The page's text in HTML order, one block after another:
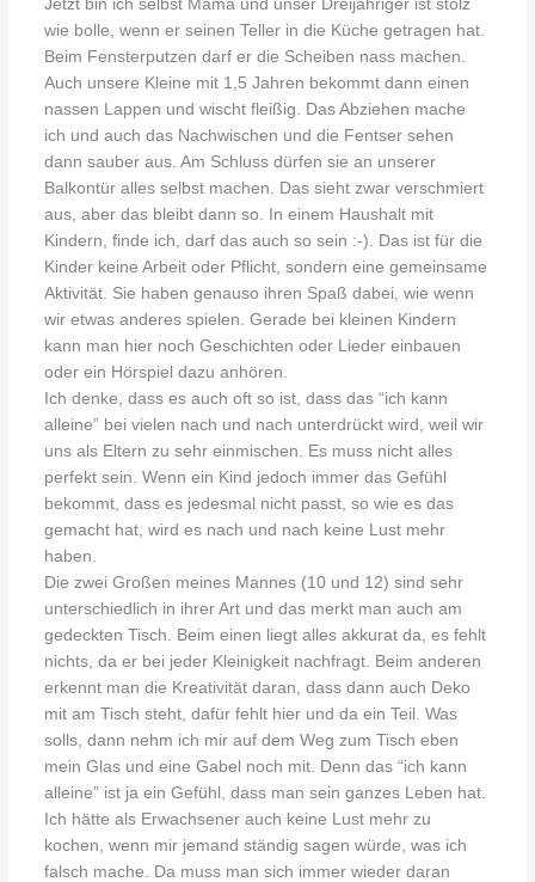
Jetzt bin ich selbst Mama und unser Dreijähriger ist stolz
wie bolle, wenn er seinen Teller in die Küche getragen hat.
Beim Fensterputzen darf er die Scheiben nass machen.
Auch unsere Kleine mit 1,5 Jahren bekommt dann einen
nassen Lappen und wischt fleißig. Das Abziehen mache
ich und auch das Nachwischen und die Fentser sehen
dann sauber aus. Am Schluss dürfen sie an unserer
Balkontür alles selbst machen. Das sieht zwar verschmiert
aus, aber das bleibt dann so. In einem Haushalt mit
Kindern, finde ich, darf das auch so sein :-). Das ist für die
Kinder keine Arbeit oder Pflicht, sondern eine gemeinsame
Aktivität. Sie haben genauso ihren Spaß dabei, wie wenn
wir etwas anderes spielen. Gerade bei kleinen Kindern
kann man hier noch Geschichten oder Lieder einbauen
oder ein Hörspiel dazu anhören.
Ich denke, dass es auch oft so ist, dass das “ich kann
alleine” bei vielen nach und nach unterdrückt wird, weil wir
uns als Eltern zu sehr einmischen. Es muss nicht alles
perfekt sein. Wenn ein Kind jedoch immer das Gefühl
bekommt, dass es jedesmal nicht passt, so wie es das
gemacht hat, wird es nach und nach keine Lust mehr
haben.
Die zwei Großen meines Mannes (10 und 12) sind sehr
unterschiedlich in ihrer Art und das merkt man auch am
gedeckten Tisch. Beim einen liegt alles akkurat da, es fehlt
nichts, da er bei jeder Kleinigkeit nachfragt. Beim anderen
erkennt man die Kreativität daran, dass dann auch Deko
mit am Tisch steht, dafür fehlt hier und da ein Teil. Was
solls, dann nehm ich mir auf dem Weg zum Tisch eben
mein Glas und eine Gabel noch mit. Denn das “ich kann
alleine” ist ja ein Gefühl, dass man sein ganzes Leben hat.
Ich hätte als Erwachsener auch keine Lust mehr zu
kochen, wenn mir jemand ständig sagen würde, was ich
falsch mache. Da muss man sich immer wieder daran